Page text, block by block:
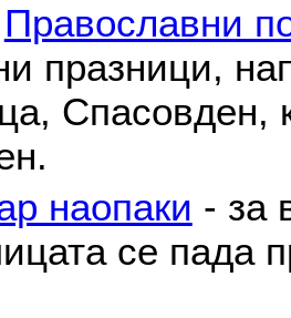
Православни
празници,
Спасовден,
наопаки - за
се пада